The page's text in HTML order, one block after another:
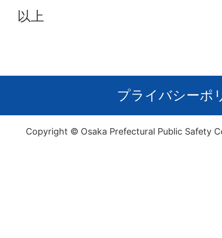
以上
プライバシーポ
Copyright © Osaka Prefectural Public Safety